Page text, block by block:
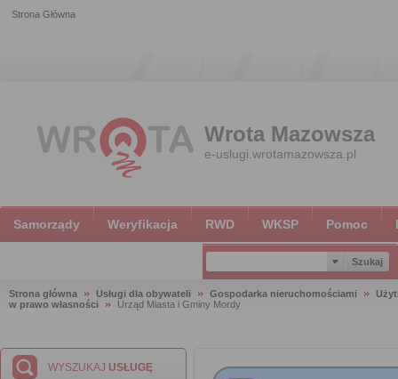
Strona Główna
Wrota Mazowsza
e-uslugi.wrotamazowsza.pl
Samorządy Weryfikacja RWD WKSP Pomoc
Strona główna Usługi dla obywateli Gospodarka nieruchomościami
w prawo własności
Urząd Miasta i Gminy Mordy
WYSZUKAJ USŁUGĘ